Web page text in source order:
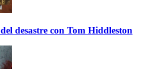
desastre con Tom Hiddleston